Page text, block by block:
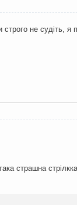
строго не судіть, я
страшна